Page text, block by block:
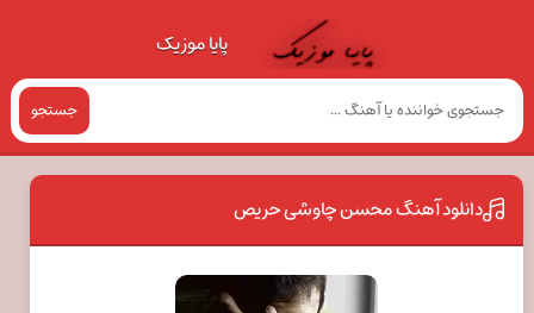
پایا موزیک
جستجو
دانلود آهنگ محسن چاوشی حریص